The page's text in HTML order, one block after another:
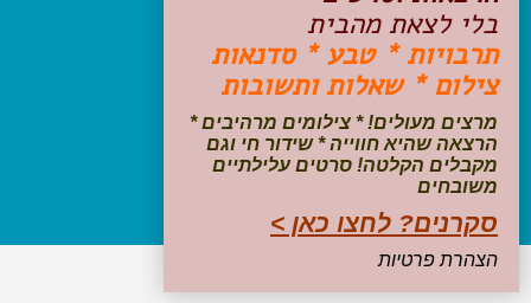
טיולי ג'יפים
טיולים עם ילדים
שייט, הפלגות, קרוזים
עקבו אחרינו בפייסבוק
בלי לצאת מהבית
תרבויות * טבע * סדנאות
צילום * שאלות ותשובות
מרצים מעולים! * צילומים מרהיבים *
הרצאה שהיא חווייה * שידור חי וגם
מקבלים הקלטה! סרטים עלילתיים
משובחים
סקרנים? לחצו כאן >
הצהרת פרטיות